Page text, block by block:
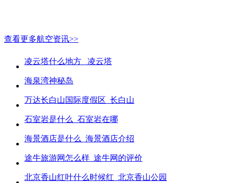
查看更多航空资讯>>
凌云塔什么地方_ 凌云塔
海泉湾神秘岛
万达长白山国际度假区_长白山
石室岩是什么_石室岩在哪
海景酒店是什么_海景酒店介绍
途牛旅游网怎么样_途牛网的评价
北京香山红叶什么时候红_北京香山公园